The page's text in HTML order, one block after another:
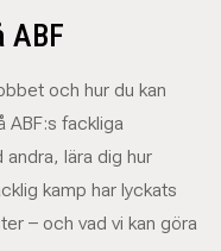
ABF
och hur du kan
ABF:s fackliga
lära dig hur
kamp har lyckats
– och vad vi kan göra